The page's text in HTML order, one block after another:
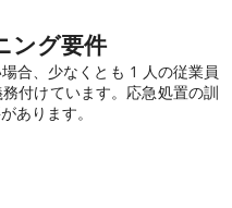
ング要件
合、少なくとも 1 人の従業員
付けています。応急処置の訓
あります。